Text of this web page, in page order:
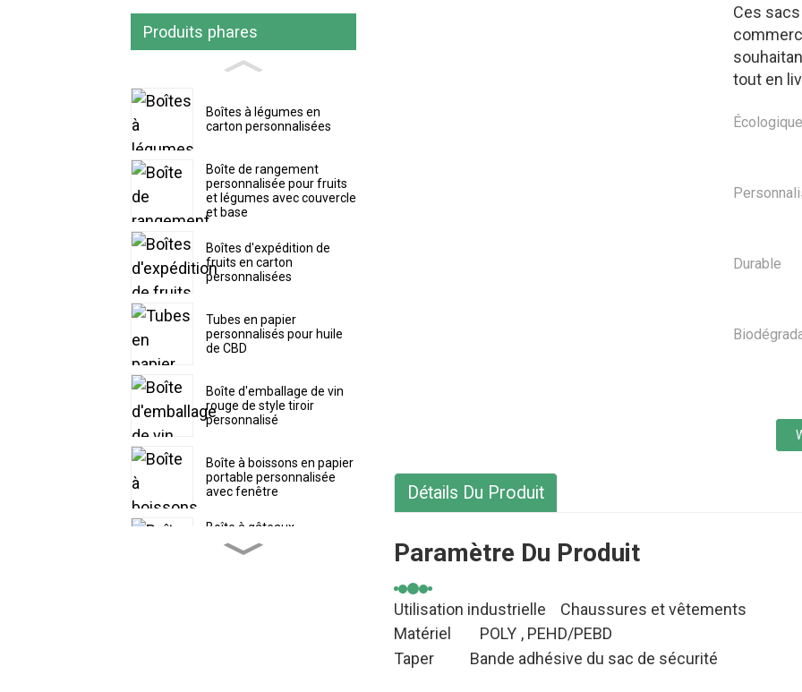
Produits phares
Boîtes à légumes en
carton personnalisées
Boîte de rangement
personnalisée pour fruits
et légumes avec couvercle
et base
Boîtes d'expédition de
fruits en carton
personnalisées
Tubes en papier
personnalisés pour huile
de CBD
Boîte d'emballage de vin
rouge de style tiroir
personnalisé
Boîte à boissons en papier
portable personnalisée
avec fenêtre
Boîte à gâteaux
personnalisée avec
couvercle supérieur
Ces
tout en
Écologique
Durable
Détails Du Produit
Paramètre Du Produit
Utilisation industrielle
Chaussures et vêtements
Matériel
POLY , PEHD/PEBD
Taper
Bande adhésive du sac de sécurité